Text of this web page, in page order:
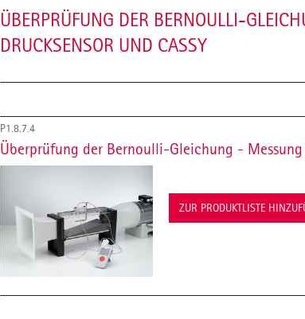
ÜBERPRÜFUNG DER BERNOULLI-
DRUCKSENSOR UND CASSY
P1.8.7.4
Überprüfung der Bernoulli-Gleichung - Messung
ZUR PRODUKTLISTE